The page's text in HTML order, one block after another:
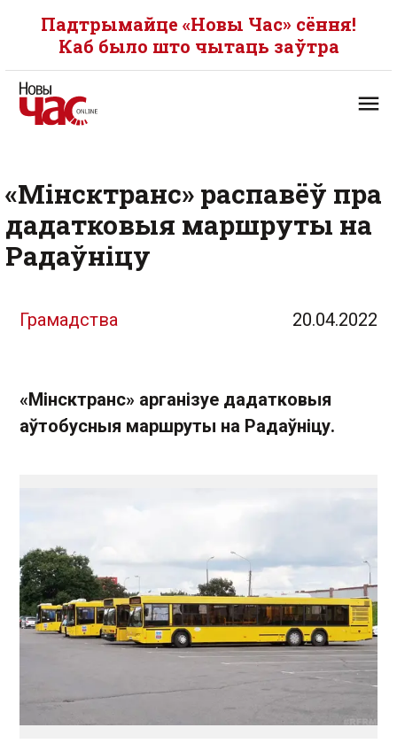
Падтрымайце «Новы Час» сёння!
Каб было што чытаць заўтра
«Мінсктранс» распавёў пра
дадатковыя маршруты на
Радаўніцу
Грамадства 20.04.2022
«Мінсктранс» арганізуе дадатковыя
аўтобусныя маршруты на Радаўніцу.